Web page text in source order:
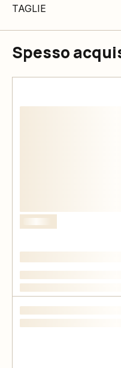
TAGLIE
Spesso